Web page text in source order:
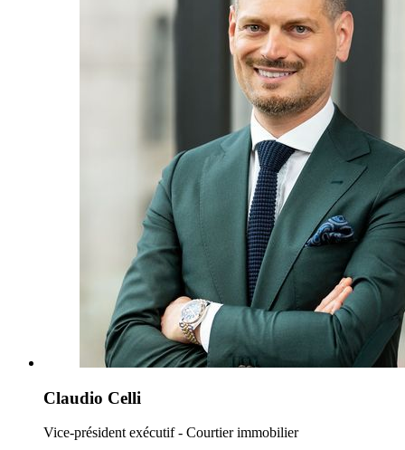
Claudio Celli
Vice-président exécutif - Courtier immobilier